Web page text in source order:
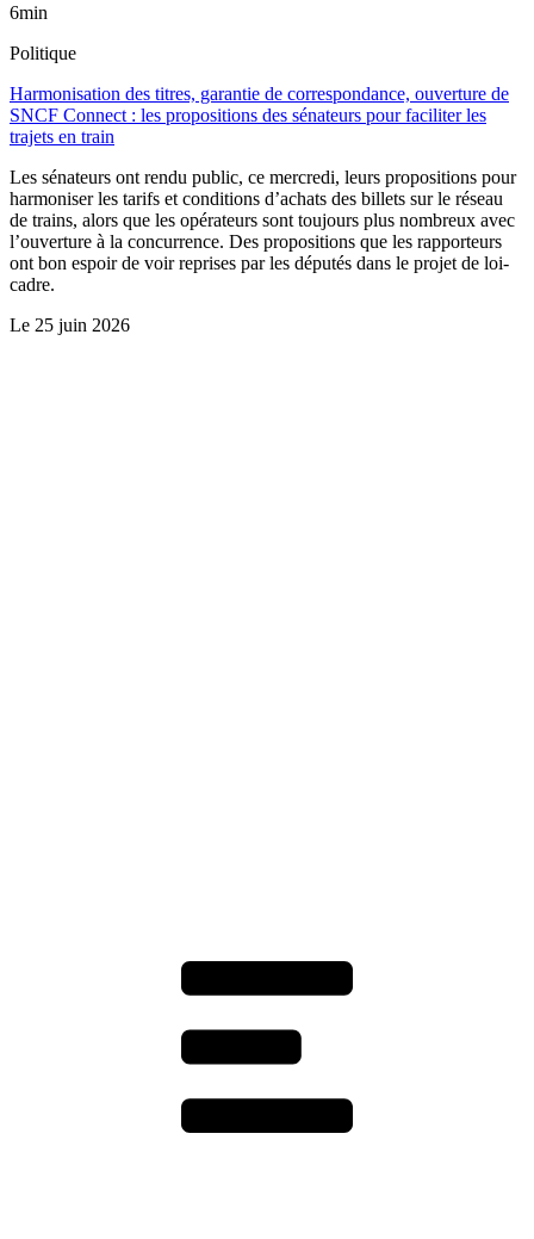
6min
Politique
Harmonisation des titres, garantie de correspondance, ouverture de
SNCF Connect : les propositions des sénateurs pour faciliter les
trajets en train
Les sénateurs ont rendu public, ce mercredi, leurs propositions pour
harmoniser les tarifs et conditions d’achats des billets sur le réseau
de trains, alors que les opérateurs sont toujours plus nombreux avec
l’ouverture à la concurrence. Des propositions que les rapporteurs
ont bon espoir de voir reprises par les députés dans le projet de loi-
cadre.
Le 25 juin 2026